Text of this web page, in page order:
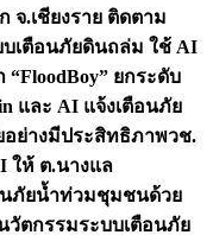
จ.เชียงราย ติดตาม
เตือนภัยดินถล่ม ใช้ AI
“FloodBoy” ยกระดับ
และ AI แจ้งเตือนภัย
ย่างมีประสิทธิภาพวช.
ให้ ต.นางแล
นภัยน้ำท่วมชุมชนด้วย
วัตกรรมระบบเตือนภัย